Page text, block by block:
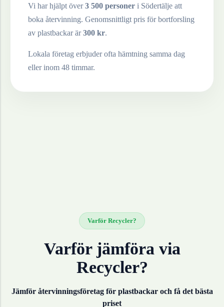
Vi har hjälpt över3 500 personer i Södertälje att
boka återvinning. Genomsnittligt pris för bortforsling
av plastbackarär300 kr.
Lokala företag erbjuder ofta hämtning samma dag
eller inom 48 timmar.
Varför Recycler?
Varför jämföra via
Recycler?
Jämför återvinningsföretag för plastbackaroch få det bästa
priset